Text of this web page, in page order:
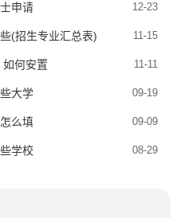
申请 12-23
(招生专业汇总表) 11-15
何安置 11-11
大学 09-19
么填 09-09
学校 08-29